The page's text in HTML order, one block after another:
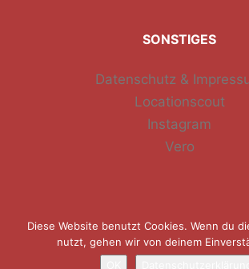
SONSTIGES
Datenschutz &
Locationscout
Instagram
Vero
Diese Website benutzt Cookies. Wenn du
nutzt, gehen wir von deinem